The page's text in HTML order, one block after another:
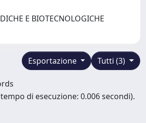
E BIOTECNOLOGICHE
Tutti (3)
Esportazione
di esecuzione: 0.006 secondi).